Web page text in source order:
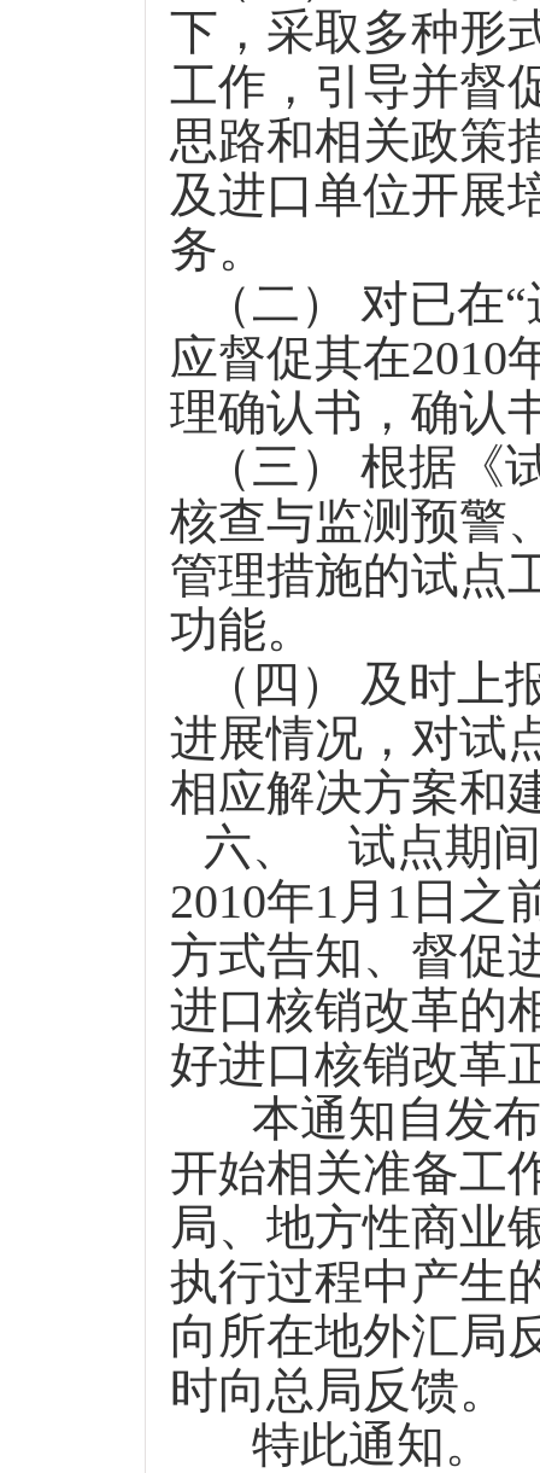
下，采取多种形
工作，引导并督
思路和相关政策
及进口单位开展
务。
（二） 对已在
应督促其在2010
理确认书，确认
（三） 根据
核查与监测预警
管理措施的试点
功能。
（四） 及时
进展情况，对试
相应解决方案和
六、
试点期
2010年1月 1 日 之
方式告知、督促
进口核销改革的
好进口核销改革
本通知自发
开始相关准备工
局、地方性商业
执行过程中产生
向所在地外汇局
时向总局反馈。
特此通知。